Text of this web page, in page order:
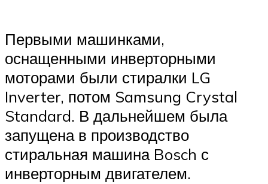
Первыми машинками,
оснащенными инверторными
моторами были стиралки LG
Inverter, потом Samsung Crystal
Standard. В дальнейшем была
запущена в производство
стиральная машина Bosch с
инверторным двигателем.